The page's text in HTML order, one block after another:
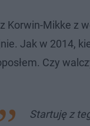
Korwin-Mikke z
Jak w 2014,
Czy
Startuję z